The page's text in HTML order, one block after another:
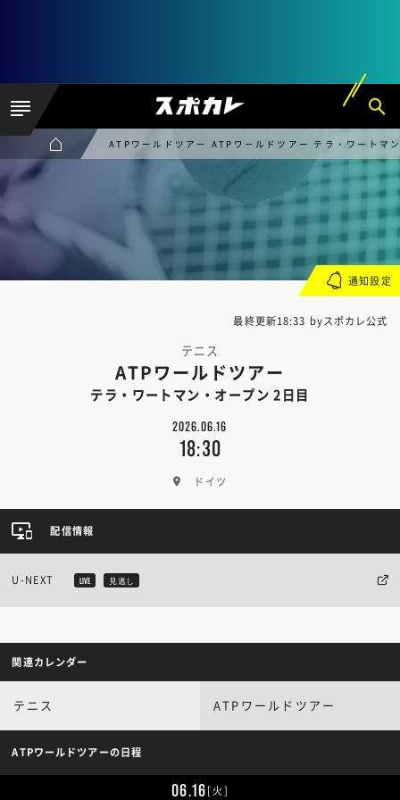
ATPワールドツアー ATPワールドツアー テラ・ワートマ
最終更新18:33 byスポカレ公式
テニス
ATPワールドツアー
テラ・ワートマン・オープン 2日目
2026.06.16
18:30
ドイツ
通知設定
配信情報
U-NEXT LIVE 見逃し
関連カレンダー
テニス ATPワールドツアー
ATPワールドツアーの日程
06.16[火]